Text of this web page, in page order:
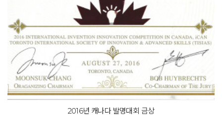
2016년 캐나다 발명대회 금상